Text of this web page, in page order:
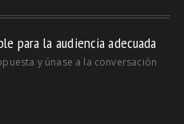
para la audiencia adecuada
y únase a la conversación